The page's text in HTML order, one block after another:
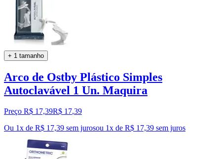
+ 1 tamanho
Arco de Ostby Plástico Simples
Autoclavável 1 Un. Maquira
Preço R$ 17,39R$ 17,39
Ou 1x de R$ 17,39 sem jurosou 1x de R$ 17,39 sem juros